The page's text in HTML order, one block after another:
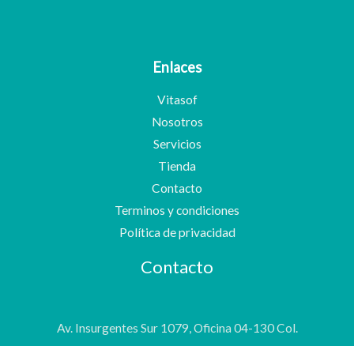
Enlaces
Vitasof
Nosotros
Servicios
Tienda
Contacto
Terminos y condiciones
Política de privacidad
Contacto
Av. Insurgentes Sur 1079, Oficina 04-130 Col.